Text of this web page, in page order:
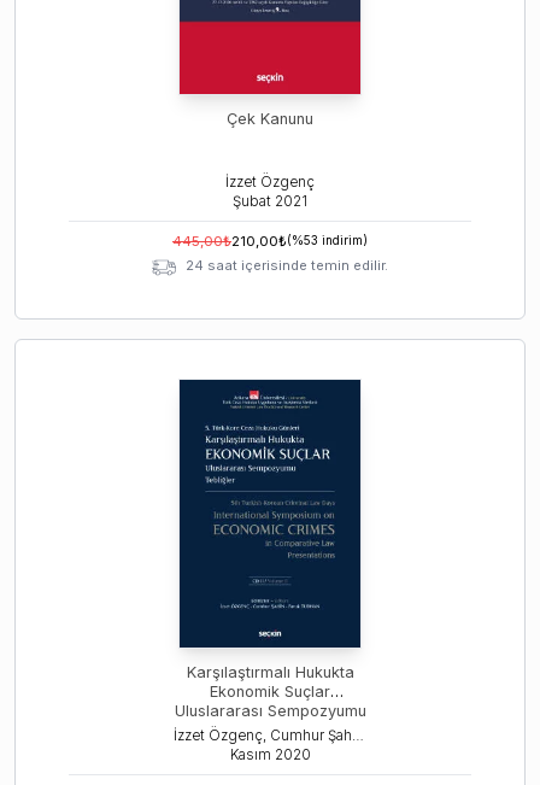
Çek Kanunu
İzzet Özgenç
Şubat 2021
445,00₺210,00₺(%53 indirim)
24 saat içerisinde temin edilir.
Karşılaştırmalı Hukukta
Ekonomik Suçlar
Uluslararası Sempozyumu
Tebliğler – C: I – II
İzzet Özgenç, Cumhur Şahin, Faruk Turhan
Kasım 2020